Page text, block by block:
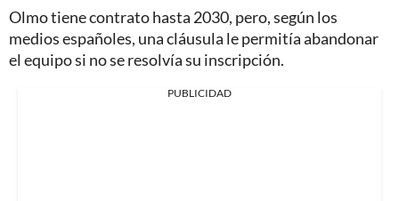
Olmo tiene contrato hasta 2030, pero, según los
medios españoles, una cláusula le permitía abandonar
el equipo si no se resolvía su inscripción.
PUBLICIDAD